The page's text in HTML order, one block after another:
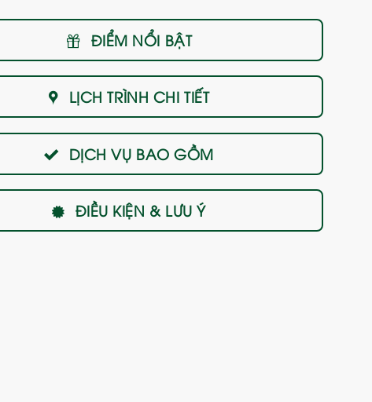
ĐIỂM NỔI BẬT
LỊCH TRÌNH CHI TIẾT
DỊCH VỤ BAO GỒM
ĐIỀU KIỆN & LƯU Ý